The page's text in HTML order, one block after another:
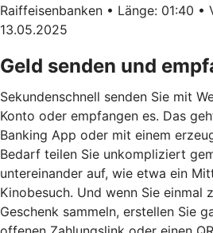
Raiffeisenbanken • Länge: 01:40
13.05.2025
Geld senden und
Sekundenschnell senden Sie mit
Konto oder empfangen es. Das
Banking App oder mit einem
Bedarf teilen Sie unkompliziert
untereinander auf, wie etwa ein
Kinobesuch. Und wenn Sie einmal
Geschenk sammeln, erstellen Sie